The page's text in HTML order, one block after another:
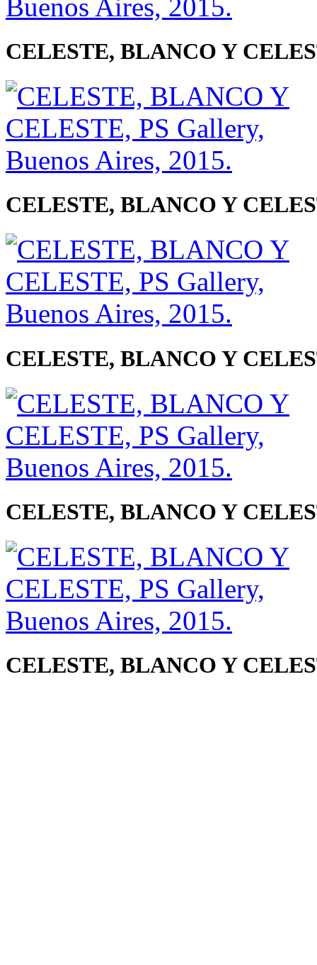
CELESTE, BLANCO Y
CELESTE, BLANCO Y
CELESTE, BLANCO Y
CELESTE, BLANCO Y
CELESTE, BLANCO Y